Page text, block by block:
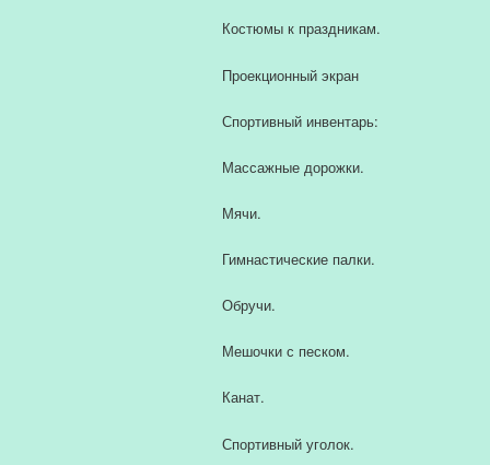
Костюмы к праздникам.
Проекционный экран
Спортивный инвентарь:
Массажные дорожки.
Мячи.
Гимнастические палки.
Обручи.
Мешочки с песком.
Канат.
Спортивный уголок.